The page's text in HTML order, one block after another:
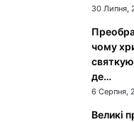
30 Липня,
чому
де…
6 Серпня,
Великі